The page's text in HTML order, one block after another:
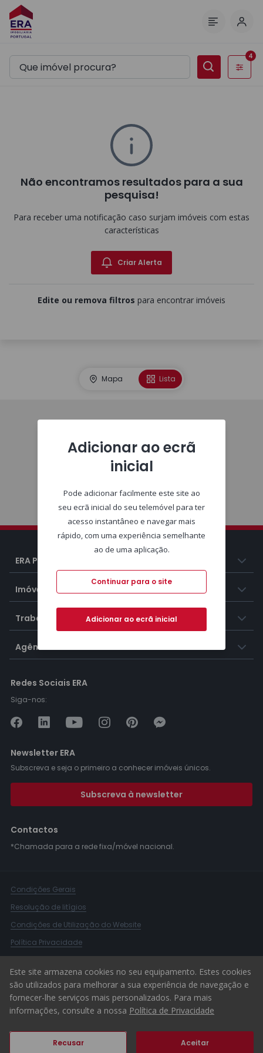
Filtros
4
Não encontramos resultados para a sua
pesquisa!
Para receber uma notificação caso surjam imóveis com estas
características
Criar Alerta
Edite ou remova filtros para encontrar imóveis
Mapa Lista
ERA Portugal
Imóveis
Trabalhar na ERA
Agências ERA
Redes Sociais ERA
Siga-nos:
Newsletter ERA
Subscreva e seja o primeiro a conhecer imóveis únicos.
Subscreva à newsletter
Contactos
*Chamada para a rede fixa/móvel nacional.
Condições Gerais
Resolução de litígios
Condições de Utilização do Website
Política Privacidade
Canal de Denúncias
© 2026 ERA Portugal
Este site armazena cookies no seu equipamento. Estes cookies
são utilizados para melhorar a sua experiência de navegação e
fornecer-lhe serviços mais personalizados. Para mais
informações, consulte a nossa Política de Privacidade
Recusar Aceitar
Adicionar ao ecrã
inicial
Pode adicionar facilmente este site ao
seu ecrã inicial do seu telemóvel para ter
acesso instantâneo e navegar mais
rápido, com uma experiência semelhante
ao de uma aplicação.
Continuar para o site
Adicionar ao ecrã inicial